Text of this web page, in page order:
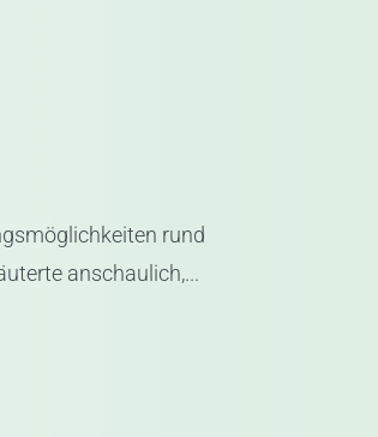
rund
anschaulich,...